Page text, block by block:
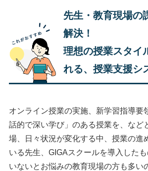
先生・教育現場の
解決！
理想の授業スタイ
れる、授業支援シ
オンライン授業の実施、新学習指導要
話的で深い学び」のある授業を、など
場、日々状況が変化する中、授業の進
いる先生、GIGAスクールを導入した
いないとお悩みの教育現場の方も多い